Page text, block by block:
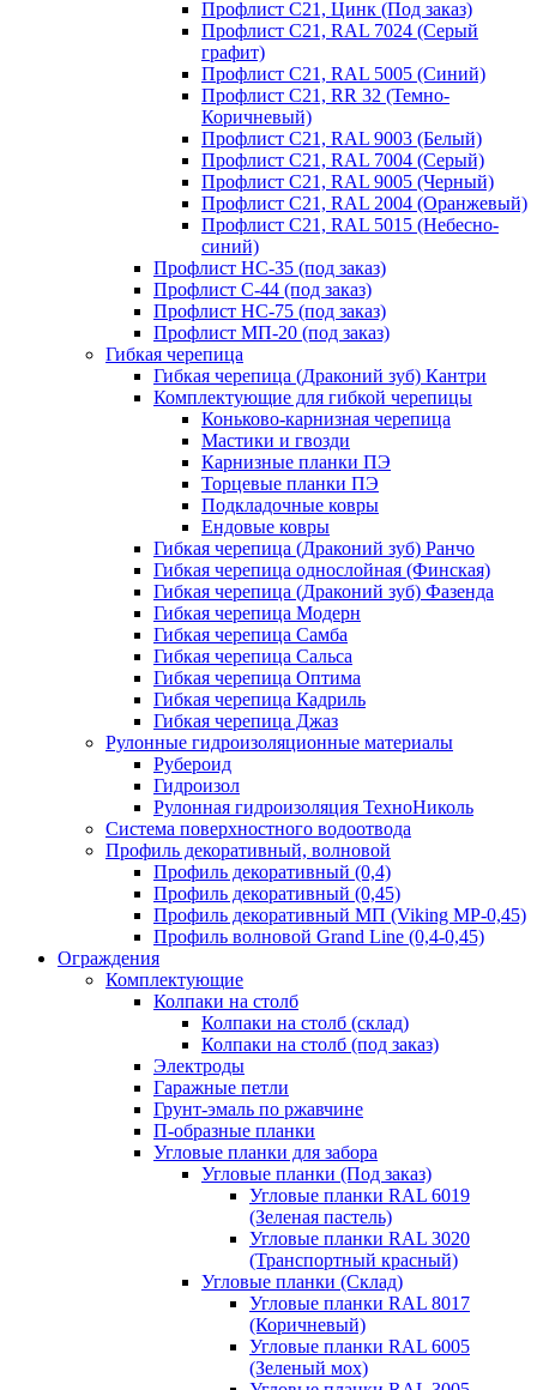
Профлист С21, Цинк (Под заказ)
Профлист С21, RAL 7024 (Серый
графит)
Профлист С21, RAL 5005 (Синий)
Профлист С21, RR 32 (Темно-
Коричневый)
Профлист С21, RAL 9003 (Белый)
Профлист С21, RAL 7004 (Серый)
Профлист С21, RAL 9005 (Черный)
Профлист С21, RAL 2004 (Оранжевый)
Профлист С21, RAL 5015 (Небесно-
синий)
Профлист НС-35 (под заказ)
Профлист С-44 (под заказ)
Профлист НС-75 (под заказ)
Профлист МП-20 (под заказ)
Гибкая черепица
Гибкая черепица (Драконий зуб) Кантри
Комплектующие для гибкой черепицы
Коньково-карнизная черепица
Мастики и гвозди
Карнизные планки ПЭ
Торцевые планки ПЭ
Подкладочные ковры
Ендовые ковры
Гибкая черепица (Драконий зуб) Ранчо
Гибкая черепица однослойная (Финская)
Гибкая черепица (Драконий зуб) Фазенда
Гибкая черепица Модерн
Гибкая черепица Самба
Гибкая черепица Сальса
Гибкая черепица Оптима
Гибкая черепица Кадриль
Гибкая черепица Джаз
Рулонные гидроизоляционные материалы
Рубероид
Гидроизол
Рулонная гидроизоляция ТехноНиколь
Система поверхностного водоотвода
Профиль декоративный, волновой
Профиль декоративный (0,4)
Профиль декоративный (0,45)
Профиль декоративный МП (Viking MP-0,45)
Профиль волновой Grand Line (0,4-0,45)
Ограждения
Комплектующие
Колпаки на столб
Колпаки на столб (склад)
Колпаки на столб (под заказ)
Электроды
Гаражные петли
Грунт-эмаль по ржавчине
П-образные планки
Угловые планки для забора
Угловые планки (Под заказ)
Угловые планки RAL 6019
(Зеленая пастель)
Угловые планки RAL 3020
(Транспортный красный)
Угловые планки (Склад)
Угловые планки RAL 8017
(Коричневый)
Угловые планки RAL 6005
(Зеленый мох)